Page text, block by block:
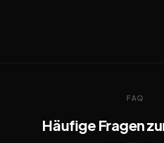
FAQ
Häufige Fragen